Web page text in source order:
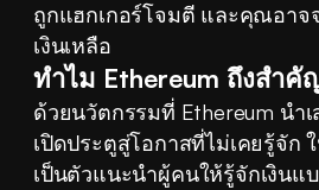
ถูกแฮกเกอร์โจมตี และคุณอาจ
เงินเหลือ
ทำไม Ethereum ถึงสำคั
ด้วยนวัตกรรมที่ Ethereum นำ
เปิดประตูสู่โอกาสที่ไม่เคยรู้จัก
เป็นตัวแนะนำผู้คนให้รู้จักเงินแ